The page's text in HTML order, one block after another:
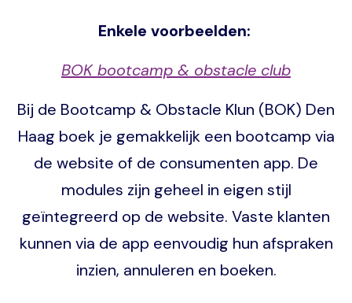
Enkele voorbeelden:
BOK bootcamp & obstacle club
Bij de Bootcamp & Obstacle Klun (BOK) Den
Haag boek je gemakkelijk een bootcamp via
de website of de consumenten app. De
modules zijn geheel in eigen stijl
geïntegreerd op de website. Vaste klanten
kunnen via de app eenvoudig hun afspraken
inzien, annuleren en boeken.